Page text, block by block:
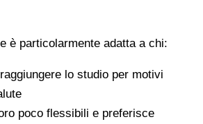
è particolarmente adatta a chi:
lo studio per motivi
poco flessibili e preferisce